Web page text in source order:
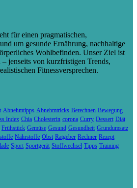
für einen pragmatischen,
um gesunde Ernährung, nachhaltige
Wohlbefinden. Unser Ziel ist
jenseits von kurzfristigen Trends,
Fitnessversprechen.
Abnehmtipps Abnehmtricks Berechnen Bewegung
Index Chia Cholesterin corona Curry Dessert Diät
Frühstück Gemüse Gesund Gesundheit Grundumsatz
Nährstoffe Obst Ratgeber Rechner Rezept
Sport Sportgerät Stoffwechsel Tipps Training